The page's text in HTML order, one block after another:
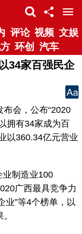
评论 视频 文娱
环创 汽车
34家百强民企
会，公布“2020
拥有34家成为百
以360.34亿元营业
制造业100
广西最具竞争力
业”等4个榜单，以